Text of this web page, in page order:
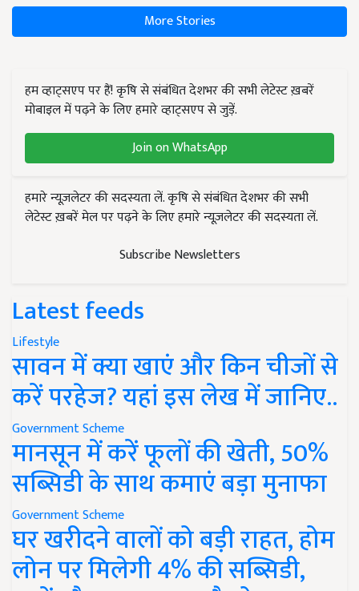
More Stories
हम व्हाट्सएप पर हैं! कृषि से संबंधित देशभर की सभी लेटेस्ट ख़बरें
मोबाइल में पढ़ने के लिए हमारे व्हाट्सएप से जुड़ें.
Join on WhatsApp
हमारे न्यूज़लेटर की सदस्यता लें. कृषि से संबंधित देशभर की सभी
लेटेस्ट ख़बरें मेल पर पढ़ने के लिए हमारे न्यूज़लेटर की सदस्यता लें.
Subscribe Newsletters
Latest feeds
Lifestyle
सावन में क्या खाएं और किन चीजों से
करें परहेज? यहां इस लेख में जानिए..
Government Scheme
मानसून में करें फूलों की खेती, 50%
सब्सिडी के साथ कमाएं बड़ा मुनाफा
Government Scheme
घर खरीदने वालों को बड़ी राहत, होम
लोन पर मिलेगी 4% की सब्सिडी,